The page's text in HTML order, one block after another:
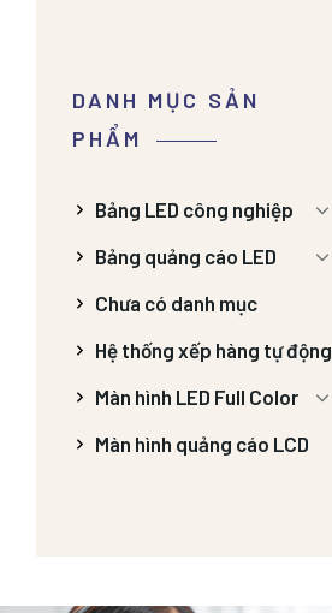
DANH MỤC SẢN
PHẨM
Bảng LED công nghiệp
Bảng quảng cáo LED
Chưa có danh mục
Hệ thống xếp hàng tự động
Màn hình LED Full Color
Màn hình quảng cáo LCD